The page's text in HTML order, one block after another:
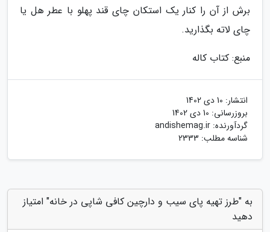
برش از آن را کنار یک استکان چای قند پهلو با عطر هل یا
چای لاته بگذارید.
منبع: کتاب کاله
انتشار: 10 دی 1402
بروزرسانی: 10 دی 1402
گردآورنده: andishemag.ir
شناسه مطلب: 2333
به "طرز تهیه پای سیب و دارچین کافی شاپی در خانه" امتیاز
دهید